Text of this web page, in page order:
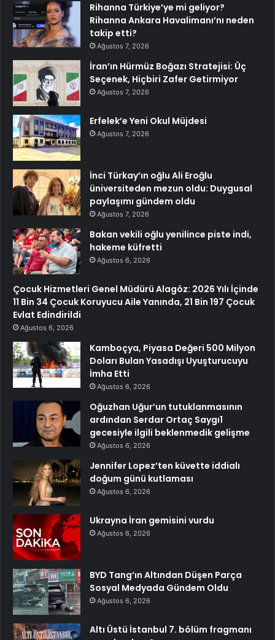
Rihanna Türkiye’ye mi geliyor?
Rihanna Ankara Havalimanı’nı neden
takip etti?
Ağustos 7, 2026
İran’ın Hürmüz Boğazı Stratejisi: Üç
Seçenek, Hiçbiri Zafer Getirmiyor
Ağustos 7, 2026
Erfelek’e Yeni Okul Müjdesi
Ağustos 7, 2026
İnci Türkay’ın oğlu Ali Eroğlu
üniversiteden mezun oldu: Duygusal
paylaşımı gündem oldu
Ağustos 7, 2026
Bakan vekili oğlu yenilince piste indi,
hakeme küfretti
Ağustos 6, 2026
Çocuk Hizmetleri Genel Müdürü Alagöz: 2026 Yılı İçinde
11 Bin 34 Çocuk Koruyucu Aile Yanında, 21 Bin 197 Çocuk
Evlat Edindirildi
Ağustos 6, 2026
Kamboçya, Piyasa Değeri 500 Milyon
Doları Bulan Yasadışı Uyuşturucuyu
İmha Etti
Ağustos 6, 2026
Oğuzhan Uğur’un tutuklanmasının
ardından Serdar Ortaç Saygı1
gecesiyle ilgili beklenmedik gelişme
Ağustos 6, 2026
Jennifer Lopez’ten küvette iddialı
doğum günü kutlaması
Ağustos 6, 2026
Ukrayna İran gemisini vurdu
Ağustos 6, 2026
BYD Tang’ın Altından Düşen Parça
Sosyal Medyada Gündem Oldu
Ağustos 6, 2026
Altı Üstü İstanbul 7. bölüm fragmanı